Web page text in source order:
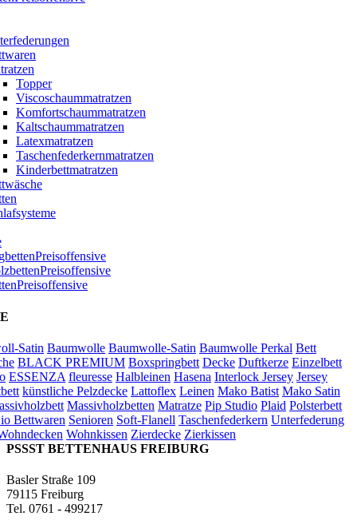
Topper
Viscoschaummatratzen
Komfortschaummatratzen
Kaltschaummatratzen
Latexmatratzen
Taschenfederkernmatratzen
Kinderbettmatratzen
Satin Baumwolle Baumwolle-Satin Baumwolle Perkal Bett
BLACK PREMIUM Boxspringbett Decke Duftkerze Einzelbett
ESSENZA fleuresse Halbleinen Hasena Interlock Jersey Jersey
künstliche Pelzdecke Lattoflex Leinen Mako Batist Mako Satin
Massivholzbetten Matratze Pip Studio Plaid Polsterbett
Bettwaren Senioren Soft-Flanell Taschenfederkern Unterfederung
Wohnkissen Zierdecke Zierkissen
PSSST BETTENHAUS FREIBURG
Basler Straße 109
79115 Freiburg
Tel. 0761 - 499217